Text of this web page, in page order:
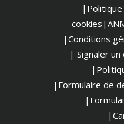
cookies
|Conditions
| Signaler
|Formulaire de